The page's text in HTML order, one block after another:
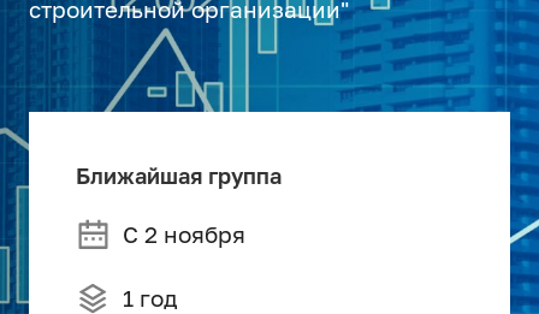
строительной организации"
Ближайшая группа
С 2 ноября
1 год